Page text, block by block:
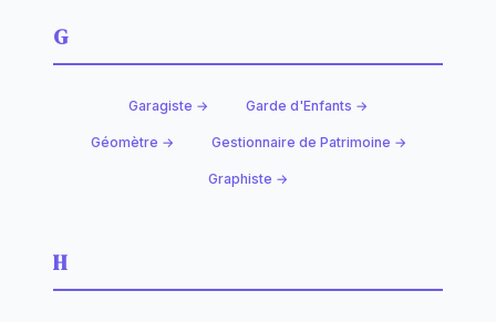
G
Garagiste → Garde d'Enfants →
Géomètre → Gestionnaire de Patrimoine →
Graphiste →
H